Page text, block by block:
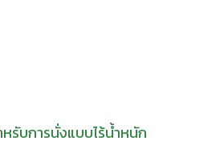
รับการนั่งแบบไร้น้ำหนัก